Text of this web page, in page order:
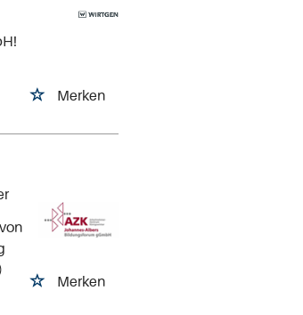
Merken
Merken